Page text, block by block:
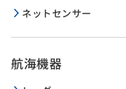
ネットセンサー
航海機器